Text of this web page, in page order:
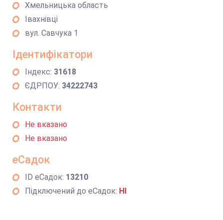
Хмельницька область
Івахнівці
вул. Савчука 1
Ідентифікатори
Індекс: 31618
ЄДРПОУ: 34222743
Контакти
Не вказано
Не вказано
еСадок
ID еСадок: 13210
Підключений до еСадок: НІ